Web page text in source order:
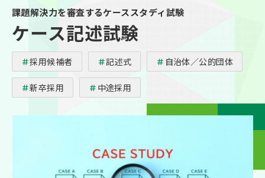
課題解決力を審査するケーススタディ試験
ケース記述試験
採用候補者 記述式 自治体／公的団体
新卒採用 中途採用